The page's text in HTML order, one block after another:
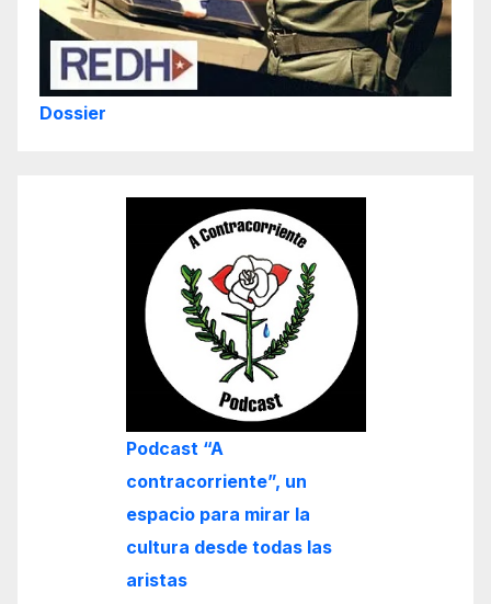
Dossier
Podcast “A
contracorriente”, un
espacio para mirar la
cultura desde todas las
aristas